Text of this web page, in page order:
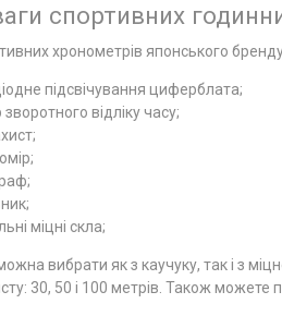
спортивних
хронометрів японського
підсвічування циферблата;
відліку часу;
міцні скла;
вибрати як з каучуку, так і з
30, 50 і 100 метрів. Також можете